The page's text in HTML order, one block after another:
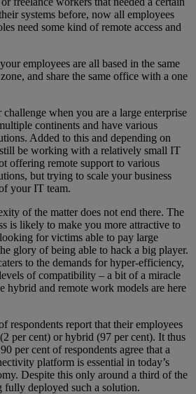
systems before, now all employees
need some kind of remote access and
employees are all based in the same
and share the same office with a one
when you are a large enterprise
continents and have various
Added to this and depending on
be working with a relatively small IT
offering remote support to various
but trying to scale your business
your IT team.
of the matter does not end there. The
is likely to make you more attractive to
for victims able to pay large
glory of being able to hack a big player.
to the demands for hyper-efficiency,
of compatibility – a bit of a miracle
hybrid and remote work models are here
respondents report that their employees
per cent) or hybrid (97 per cent). It thus
per cent of respondents agree that a
platform is essential in today’s
Despite this only around a third of the
fully deployed such a solution.